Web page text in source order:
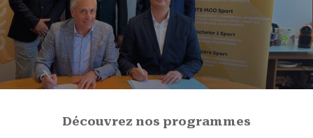
Découvrez nos programmes